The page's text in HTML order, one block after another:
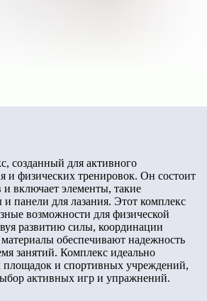
созданный для активного
и физических тренировок. Он состоит
включает элементы, такие
панели для лазания. Этот комплекс
возможности для физической
развитию силы, координации
обеспечивают надежность
занятий. Комплекс идеально
площадок и спортивных учреждений,
активных игр и упражнений.